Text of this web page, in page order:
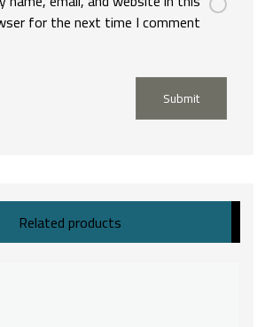
for the next time I comment.
Submit
Related products